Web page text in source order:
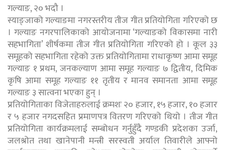
गल्याङ, २० भदौ ।
स्याङ्जाको गल्याङमा नगरस्तरीय तीज गीत प्रतियोगिता गरिएको छ
। गल्याङ नगरपालिकाको आयोजनामा ‘गल्याङको विकासमा नारी
सहभागिता’ शीर्षकमा तीज गीत प्रतियोगिता गरिएको हो । कूल ३३
समूहको सहभागिता रहेको उक्त प्रतियोगितामा राधाकृष्ण आमा समूह
गल्याङ १ प्रथम, जनकल्याण आमा समूह गल्याङ ७ द्वितीय, दिमिक
कृषि आमा समूह गल्याङ ११ तृतीय र मानव समानता आमा समूह
गल्याङ ३ सात्वना भएका हुन् ।
प्रतियोगिताका विजेताहरुलाई क्रमशः २० हजार, १५ हजार, १० हजार
र ५ हजार नगदसहित प्रमाणपत्र वितरण गरिएको थियो । तीज गीत
प्रतियोगिता कार्यक्रमलाई सम्बोधन गर्नुहुँदै गण्डकी प्रदेशका उर्जा,
जलश्रोत तथा खानेपानी मन्त्री सरस्वती अर्याल तिवारीले आफ्नो